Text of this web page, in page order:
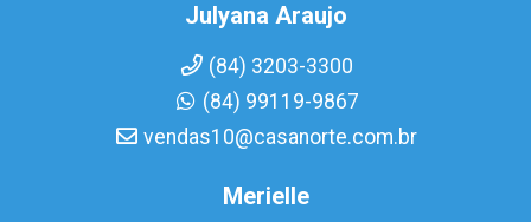
Julyana Araujo
(84) 3203-3300
(84) 99119-9867
vendas10@casanorte.com.br
Merielle